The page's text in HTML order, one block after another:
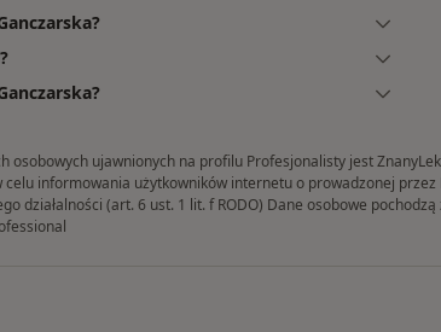
ujawnionych na profilu Profesjonalisty jest
informowania użytkowników internetu o prowadzonej
działalności (art. 6 ust. 1 lit. f RODO) Dane osobowe